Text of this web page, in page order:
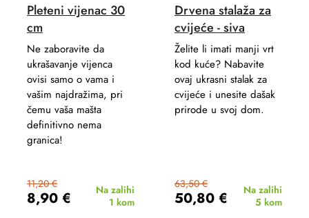
Pleteni vijenac 30
cm
8,90 €
11,20 €
Na zalihi
1 kom
Ne zaboravite da
ukrašavanje vijenca
ovisi samo o vama i
vašim najdražima, pri
čemu vaša mašta
definitivno nema
granica!
Drvena stalaža za
cvijeće - siva
50,80 €
63,50 €
Na zalihi
5 kom
Želite li imati manji vrt
kod kuće? Nabavite
ovaj ukrasni stalak za
cvijeće i unesite dašak
prirode u svoj dom.